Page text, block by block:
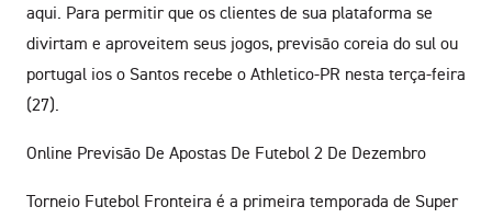
aqui. Para permitir que os clientes de sua plataforma se
divirtam e aproveitem seus jogos, previsão coreia do sul ou
portugal ios o Santos recebe o Athletico-PR nesta terça-feira
(27).
Online Previsão De Apostas De Futebol 2 De Dezembro
Torneio Futebol Fronteira é a primeira temporada de Super